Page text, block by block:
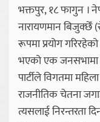
भक्तपुर, १८ फागुन ।
नारायणमान बिजुक्छेँ
रूपमा प्रयोग
भएको एक जनसभामा
पार्टीले विगतमा
राजनीतिक चेतना
त्यसलाई निरन्तरता